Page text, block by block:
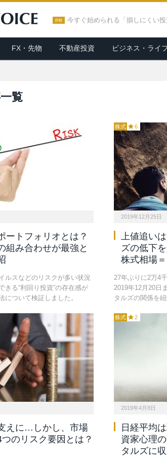
PR 今すぐ始められる「損しにくい投
FX・先物 不動産投資 ビジネス・ライ
覧
ートフォリオとは？
組み合わせが最強と
ルスなどのリスクが多い状況
きる“利回り投資”の存在感が
について検証しました。
株式 6
2019年12月25日
上値追い
ズの低下
株式相場
27年ぶりに2万4
2019年12月20日
タルズの関係を
えに…しかし、市場
のリスク要因とは？
株式 2
2019年4月8日
日経平均
資家心理
タルズに